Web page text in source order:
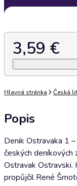
3,59 €
Hlavná stránka Česká
Popis
Denik Ostravaka 1
českých deníkových
Ostravak Ostravski.
propůjčil René